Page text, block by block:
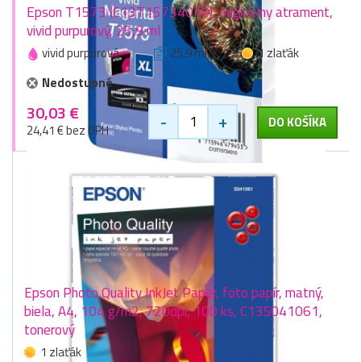
Epson T1573 (C13T15734010), originálny atrament,
vivid purpurový, 25,9 ml
vivid purpurová 25,9 ml
1 zlaťák
Nedostupné
30,03 €
24,41 € bez DPH - + DO KOŠÍKA
Epson Photo Quality InkJet Paper, foto papír, matný,
biela, A4, 104 g/m2, 720dpi, 100 ks, C13S041061,
tonerový
1 zlaťák